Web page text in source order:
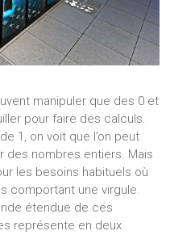
manipuler que des 0 et
pour faire des calculs.
1, on voit que l’on peut
des nombres entiers. Mais
les besoins habituels où
comportant une virgule.
étendue de ces
représente en deux